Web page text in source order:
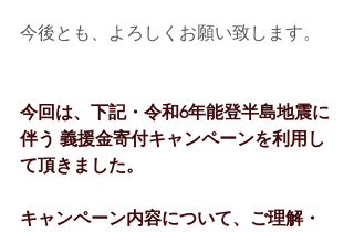
今後とも、よろしくお願い致します。
今回は、下記・令和6年能登半島地震に
伴う 義援金寄付キャンペーンを利用し
て頂きました。
キャンペーン内容について、ご理解・